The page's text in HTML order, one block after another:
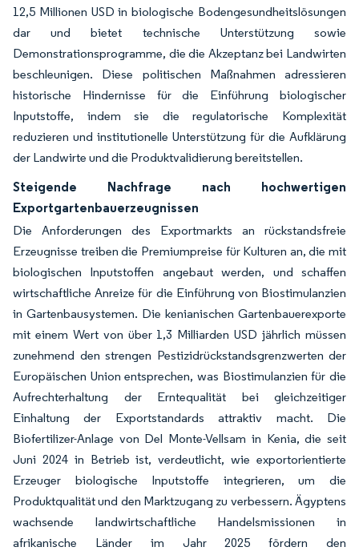
12,5 Millionen USD in biologische Bodengesundheitslösungen
dar und bietet technische Unterstützung sowie
Demonstrationsprogramme, die die Akzeptanz bei Landwirten
beschleunigen. Diese politischen Maßnahmen adressieren
historische Hindernisse für die Einführung biologischer
Inputstoffe, indem sie die regulatorische Komplexität
reduzieren und institutionelle Unterstützung für die Aufklärung
der Landwirte und die Produktvalidierung bereitstellen.
Steigende Nachfrage nach hochwertigen
Exportgartenbauerzeugnissen
Die Anforderungen des Exportmarkts an rückstandsfreie
Erzeugnisse treiben die Premiumpreise für Kulturen an, die mit
biologischen Inputstoffen angebaut werden, und schaffen
wirtschaftliche Anreize für die Einführung von Biostimulanzien
in Gartenbausystemen. Die kenianischen Gartenbauerexporte
mit einem Wert von über 1,3 Milliarden USD jährlich müssen
zunehmend den strengen Pestizidrückstandsgrenzwerten der
Europäischen Union entsprechen, was Biostimulanzien für die
Aufrechterhaltung der Erntequalität bei gleichzeitiger
Einhaltung der Exportstandards attraktiv macht. Die
Biofertilizer-Anlage von Del Monte-Vellsam in Kenia, die seit
Juni 2024 in Betrieb ist, verdeutlicht, wie exportorientierte
Erzeuger biologische Inputstoffe integrieren, um die
Produktqualität und den Marktzugang zu verbessern. Ägyptens
wachsende landwirtschaftliche Handelsmissionen in
afrikanische Länder im Jahr 2025 fördern den